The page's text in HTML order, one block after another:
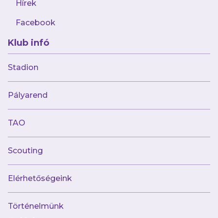
Hírek
Facebook
Klub infó
Stadion
Pályarend
TAO
Scouting
Elérhetőségeink
Történelmünk
A két csapatnak ez lesz a 11. egymás elleni
szombathelyiek felé billen, hiszen az eddigi 10
2021–2022-es szezon alapszakaszában érték el
a listavezető és a címvédő között, de bízunk